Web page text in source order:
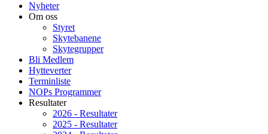
Nyheter
Om oss
Styret
Skytebanene
Skytegrupper
Bli Medlem
Hytteverter
Terminliste
NOPs Programmer
Resultater
2026 - Resultater
2025 - Resultater